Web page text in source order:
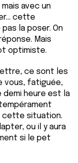
avec un
cette
la poser. On
Mais
optimiste.
ce sont les
vous, fatiguée,
demi heure est la
cette situation.
ou il y aura
si le pet